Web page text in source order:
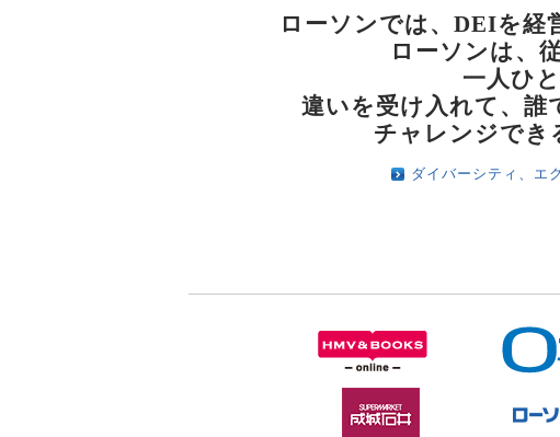
ローソンでは、DEIを経
ローソンは、
一人ひ
違いを受け入れて、誰
チャレンジでき
ダイバーシティ、エ